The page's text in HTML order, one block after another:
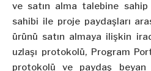
ve satın alma talebine sahip
sahibi ile proje paydaşları
ürünü satın almaya ilişkin
uzlaşı protokolü, Program
protokolü ve paydaş beyan